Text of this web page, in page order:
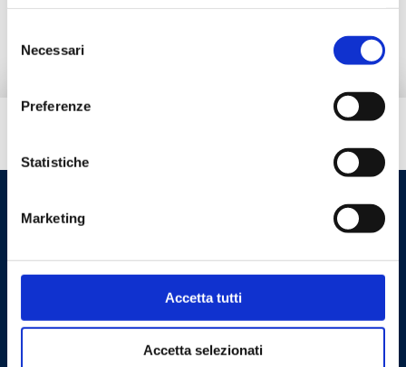
delNecessari
Preferenze
Statistiche
Marketing
Accetta tutti
Accetta selezionati
Ricambi